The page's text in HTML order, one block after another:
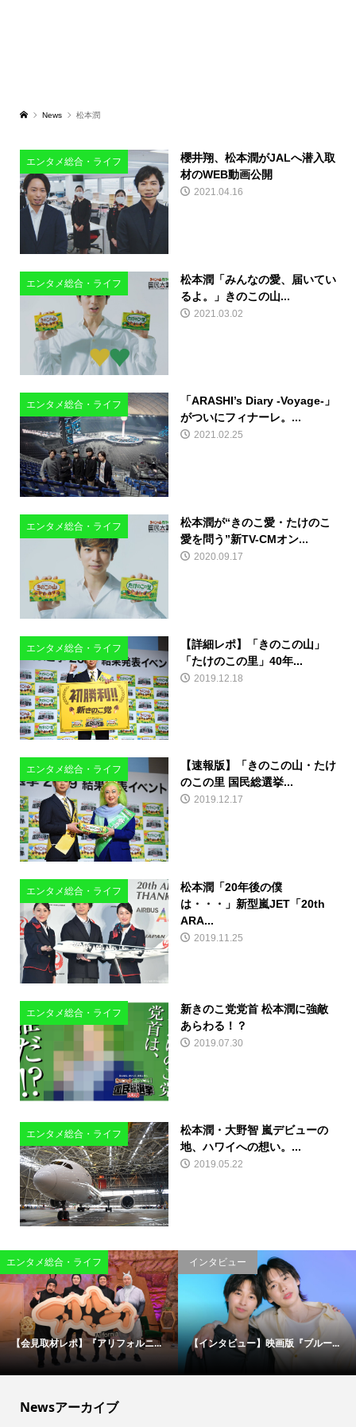
News 松本潤
エンタメ総合・ライフ
櫻井翔、松本潤がJALへ潜入取
材のWEB動画公開
2021.04.16
エンタメ総合・ライフ
松本潤「みんなの愛、届いてい
るよ。」きのこの山...
2021.03.02
エンタメ総合・ライフ
「ARASHI’s Diary -Voyage-」
がついにフィナーレ。...
2021.02.25
エンタメ総合・ライフ
松本潤が“きのこ愛・たけのこ
愛を問う”新TV-CMオン...
2020.09.17
エンタメ総合・ライフ
【詳細レポ】「きのこの山」
「たけのこの里」40年...
2019.12.18
エンタメ総合・ライフ
【速報版】「きのこの山・たけ
のこの里 国民総選挙...
2019.12.17
エンタメ総合・ライフ
松本潤「20年後の僕
は・・・」新型嵐JET「20th
ARA...
2019.11.25
エンタメ総合・ライフ
新きのこ党党首 松本潤に強敵
あらわる！？
2019.07.30
エンタメ総合・ライフ
松本潤・大野智 嵐デビューの
地、ハワイへの想い。...
2019.05.22
エンタメ総合・ライフ
【会見取材レポ】『アリフォルニ...
インタビュー
【インタビュー】映画版『ブルー...
Newsアーカイブ